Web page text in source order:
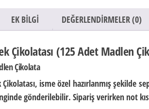
EK BILGI DEĞERLENDIRMELER (0)
Çikolatası (125 Adet Madlen
Çikolata
isme özel hazırlanmış şekilde
gönderilebilir. Sipariş verirken not